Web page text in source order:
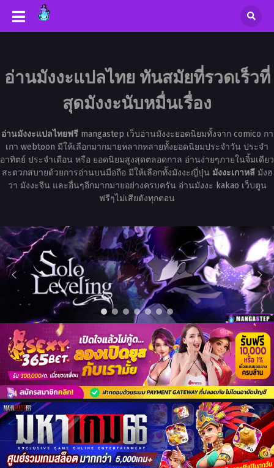
อ่านมังงะแปลไทย ทันสมัยที่รวดเร็วที่
สุดมังงะนับหมื่นเรื่อง
อ่านมังงะแปลไทยฟรีmangastep เว็บอ่านมังงะยอดนิยมทั้งจาก comico กา
เกา webtoon มีให้เลือกมากมายหลากหลายทั้งยอดนิยมประจำวัน ประจำ
อาทิตย์ ประจำเดือน หรือ ยอดนิยมสูงสุดตลอดกาล อ่านง่ายๆภายในจิ้มเดียว
สะดวกสบายด้วยการอ่านบนมือถือ มีให้เลือกทั้งมังงะญี่ปุ่น มังงะเกาหลีมังฮ
วา มังงะจีน และอื่นๆอีกมากมายอย่างครบครัน อ่านมังงะ kakao เว็บตูน
ฟรีๆไม่เสียตังทุกตอน